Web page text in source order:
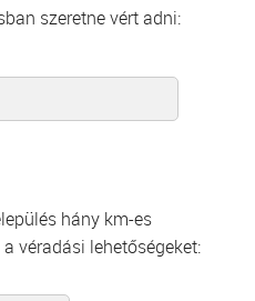
szeretne vért adni:
hány km-es
véradási lehetőségeket: